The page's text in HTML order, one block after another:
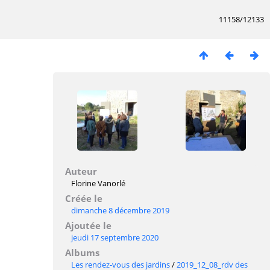
11158/12133
Auteur
Florine Vanorlé
Créée le
dimanche 8 décembre 2019
Ajoutée le
jeudi 17 septembre 2020
Albums
Les rendez-vous des jardins/2019_12_08_rdv des